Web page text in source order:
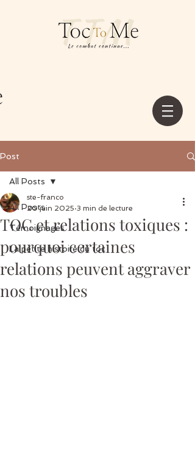
Post
All Posts
Témoignages
La petite histoire du toc
All Posts
TOC et relations toxiques :
pourquoi certaines
relations peuvent aggraver
nos troubles
ste-franco
20 juin 2025 3 min de lecture